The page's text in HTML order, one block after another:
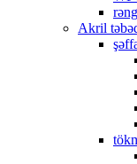
Akril